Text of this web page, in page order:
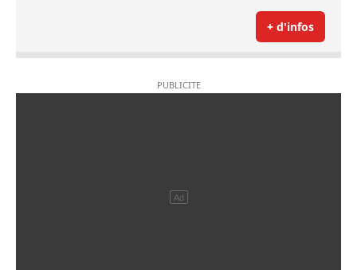
+ d'infos